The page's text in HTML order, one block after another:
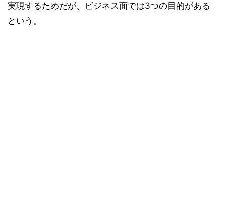
実現するためだが、ビジネス面では3つの目的がある
という。